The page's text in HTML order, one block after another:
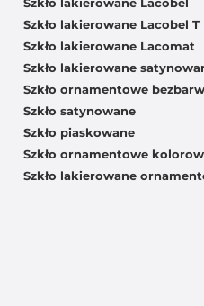
Szkło lakierowane Lacobel
Szkło lakierowane Lacobel T
Szkło lakierowane Lacomat
Szkło lakierowane
Szkło ornamentowe
Szkło satynowane
Szkło piaskowane
Szkło ornamentowe
Szkło lakierowane